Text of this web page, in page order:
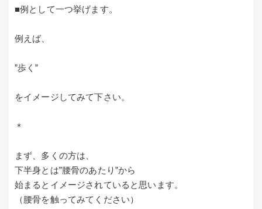
■例として一つ挙げます。
例えば、
”歩く”
をイメージしてみて下さい。
＊
まず、多くの方は、
下半身とは”腰骨のあたり”から
始まるとイメージされていると思います。
（腰骨を触ってみてください）